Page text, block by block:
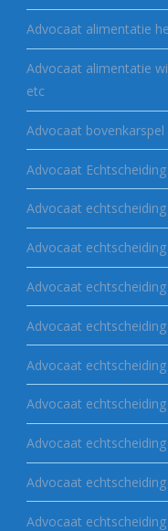
Advocaat alimentatie
Advocaat alimentatie
etc
Advocaat bovenkarspel
Advocaat Echtscheiding
Advocaat
Advocaat
Advocaat
Advocaat
Advocaat
Advocaat
Advocaat
Advocaat
Advocaat